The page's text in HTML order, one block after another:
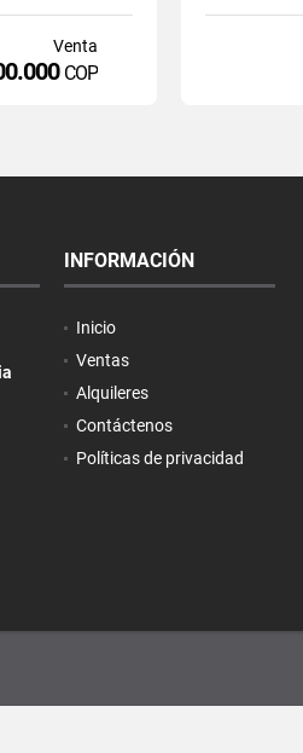
Venta
COP
INFORMACIÓN
Inicio
Ventas
Alquileres
Contáctenos
Políticas de privacidad